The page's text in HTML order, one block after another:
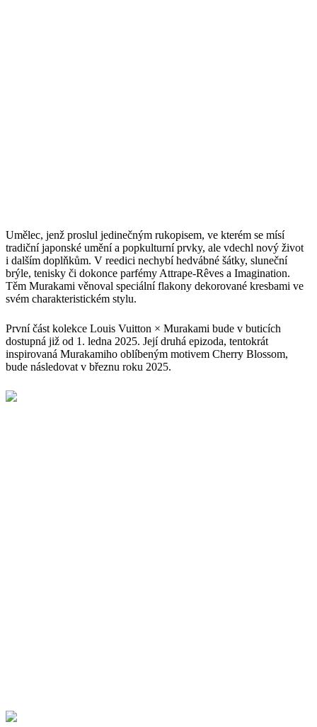
Umělec, jenž proslul jedinečným rukopisem, ve kterém se mísí
tradiční japonské umění a popkulturní prvky, ale vdechl nový život
i dalším doplňkům. V reedici nechybí hedvábné šátky, sluneční
brýle, tenisky či dokonce parfémy Attrape-Rêves a Imagination.
Těm Murakami věnoval speciální flakony dekorované kresbami ve
svém charakteristickém stylu.
První část kolekce Louis Vuitton × Murakami bude v buticích
dostupná již od 1. ledna 2025. Její druhá epizoda, tentokrát
inspirovaná Murakamiho oblíbeným motivem Cherry Blossom,
bude následovat v březnu roku 2025.